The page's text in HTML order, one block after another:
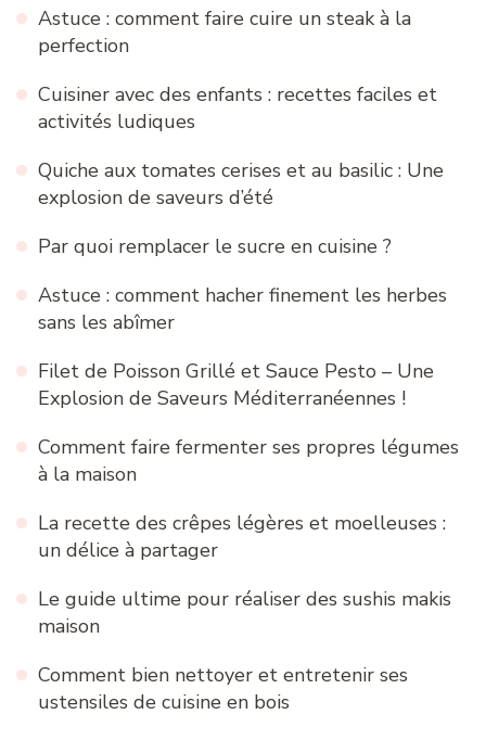
Astuce : comment faire cuire un steak à la
perfection
Cuisiner avec des enfants : recettes faciles et
activités ludiques
Quiche aux tomates cerises et au basilic : Une
explosion de saveurs d’été
Par quoi remplacer le sucre en cuisine ?
Astuce : comment hacher finement les herbes
sans les abîmer
Filet de Poisson Grillé et Sauce Pesto – Une
Explosion de Saveurs Méditerranéennes !
Comment faire fermenter ses propres légumes
à la maison
La recette des crêpes légères et moelleuses :
un délice à partager
Le guide ultime pour réaliser des sushis makis
maison
Comment bien nettoyer et entretenir ses
ustensiles de cuisine en bois